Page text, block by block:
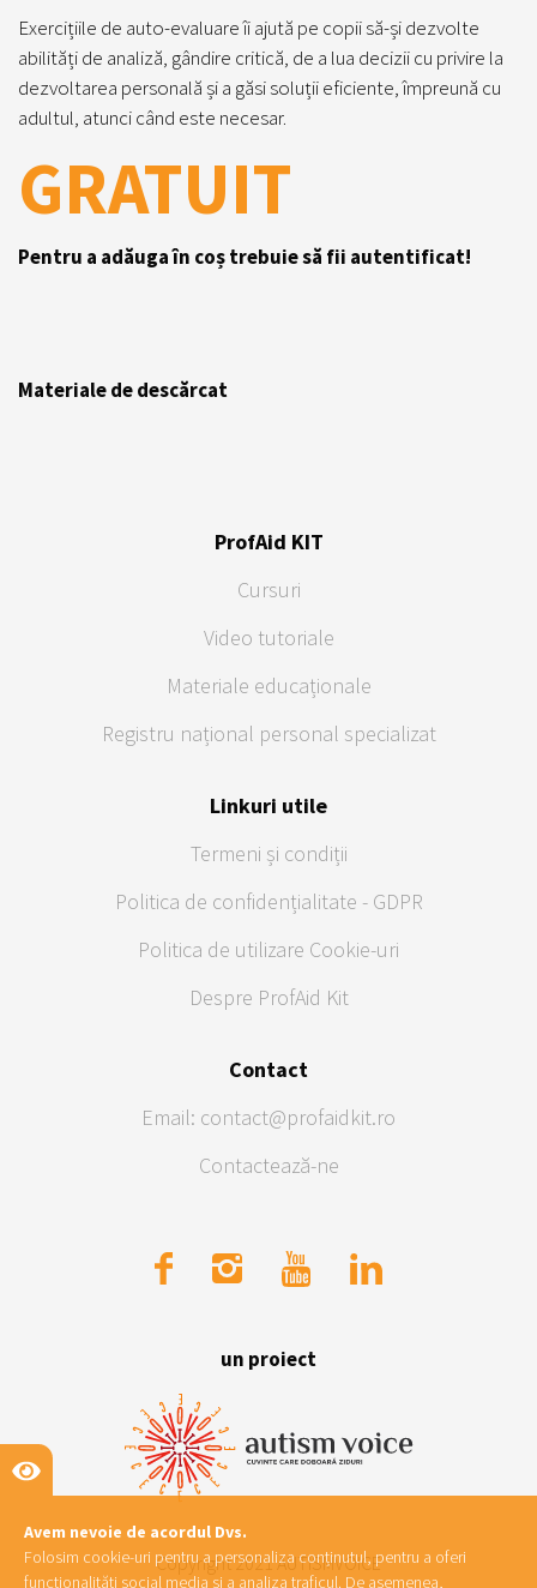
Exercițiile de auto-evaluare îi ajută pe copii să-și dezvolte
abilități de analiză, gândire critică, de a lua decizii cu privire la
dezvoltarea personală și a găsi soluții eficiente, împreună cu
adultul, atunci când este necesar.
GRATUIT
Pentru a adăuga în coș trebuie să fii autentificat!
Materiale de descărcat
ProfAid KIT
Cursuri
Video tutoriale
Materiale educaționale
Registru național personal specializat
Linkuri utile
Termeni și condiții
Politica de confidențialitate - GDPR
Politica de utilizare Cookie-uri
Despre ProfAid Kit
Contact
Email: contact@profaidkit.ro
Contactează-ne
un proiect
Copyright 2021 AUTISMVOICE
Avem nevoie de acordul Dvs.
Folosim cookie-uri pentru a personaliza conținutul, pentru a oferi
funcționalități social media si a analiza traficul. De asemenea,